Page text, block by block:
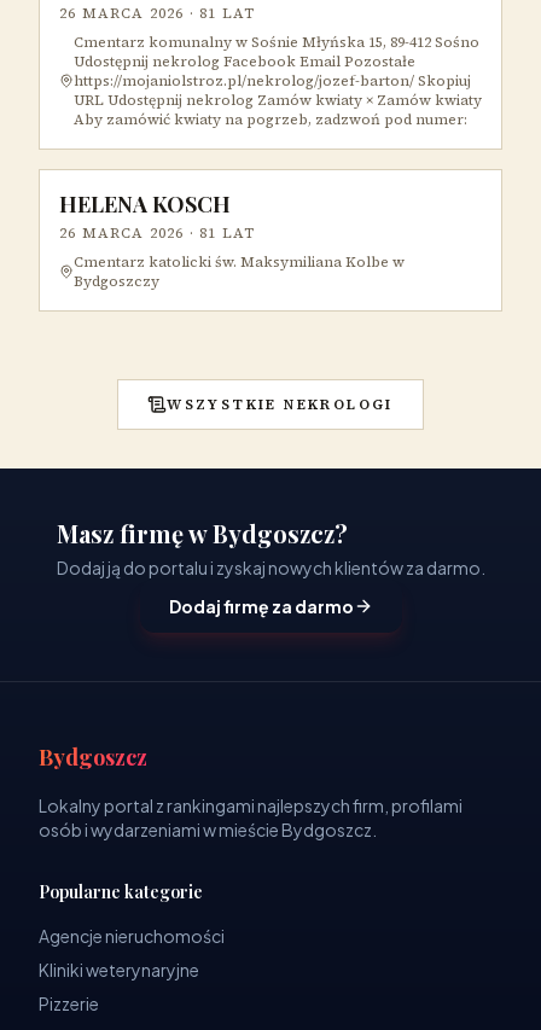
26 MARCA 2026 · 81 LAT
Cmentarz komunalny w Sośnie Młyńska 15, 89-412 Sośno
Udostępnij nekrolog Facebook Email Pozostałe
https://mojaniolstroz.pl/nekrolog/jozef-barton/ Skopiuj
URL Udostępnij nekrolog Zamów kwiaty × Zamów kwiaty
Aby zamówić kwiaty na pogrzeb, zadzwoń pod numer:
HELENA KOSCH
26 MARCA 2026 · 81 LAT
Cmentarz katolicki św. Maksymiliana Kolbe w
Bydgoszczy
WSZYSTKIE NEKROLOGI
Masz firmę w Bydgoszcz?
Dodaj ją do portalu i zyskaj nowych klientów za darmo.
Dodaj firmę za darmo
Bydgoszcz
Lokalny portal z rankingami najlepszych firm, profilami
osób i wydarzeniami w mieście Bydgoszcz.
Popularne kategorie
Agencje nieruchomości
Kliniki weterynaryjne
Pizzerie